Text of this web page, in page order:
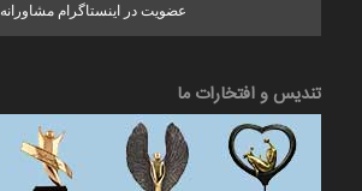
عضویت در اینستاگرام مشاورانه
تندیس و افتخارات ما